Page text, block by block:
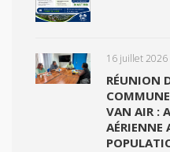
16 juillet 2026
RÉUNION
VAN AIR :
AÉRIENNE